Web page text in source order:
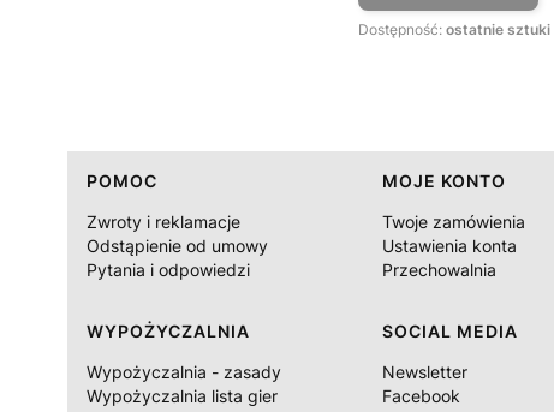
Dostępność: ostatnie sztuki
Linki w stopce
POMOC
Zwroty i reklamacje
Odstąpienie od umowy
Pytania i odpowiedzi
MOJE KONTO
Twoje zamówienia
Ustawienia konta
Przechowalnia
WYPOŻYCZALNIA
Wypożyczalnia - zasady
Wypożyczalnia lista gier
SOCIAL MEDIA
Newsletter
Facebook